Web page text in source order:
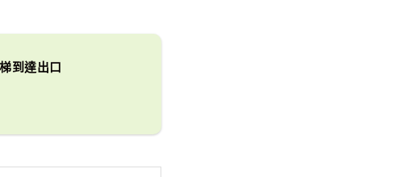
到達出口